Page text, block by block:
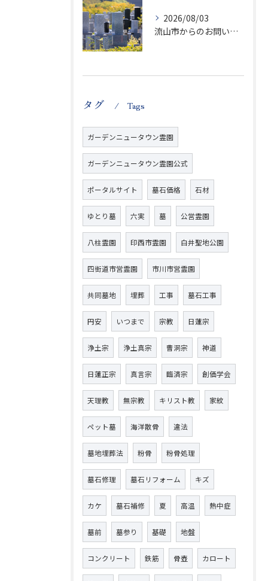
2026/08/03
流山市からのお問い合わせが急増中です、かなり悪質な業者さんとお寺さんらしいです
タグ Tags
ガーデンニュータウン霊園
ガーデンニュータウン霊園公式
ポータルサイト 墓石価格 石材
ゆとり墓 六実 墓 公営霊園
八柱霊園 印西市霊園 白井聖地公園
四街道市営霊園 市川市営霊園
共同墓地 埋葬 工事 墓石工事
円安 いつまで 宗教 日蓮宗
浄土宗 浄土真宗 曹洞宗 神道
日蓮正宗 真言宗 臨済宗 創価学会
天理教 無宗教 キリスト教 家紋
ペット墓 海洋散骨 違法
墓地埋葬法 粉骨 粉骨処理
墓石修理 墓石リフォーム キズ
カケ 墓石補修 夏 高温 熱中症
墓前 墓参り 基礎 地盤
コンクリート 鉄筋 骨壺 カロート